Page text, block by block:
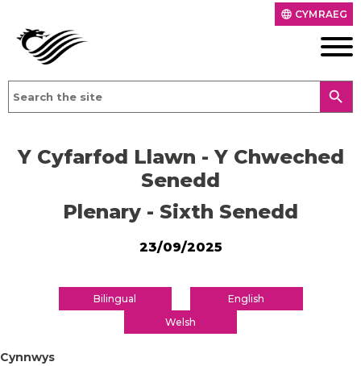
language CYMRAEG
search
Y Cyfarfod Llawn - Y Chweched
Senedd
Plenary - Sixth Senedd
23/09/2025
Bilingual
English
Welsh
Cynnwys